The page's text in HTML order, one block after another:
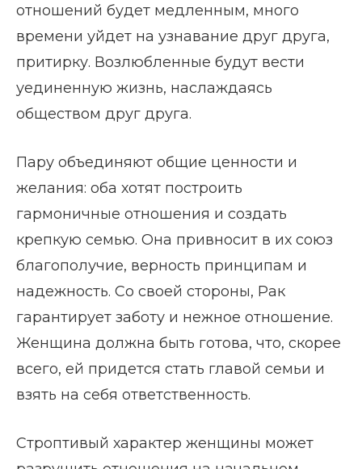
отношений будет медленным, много
времени уйдет на узнавание друг друга,
притирку. Возлюбленные будут вести
уединенную жизнь, наслаждаясь
обществом друг друга.
Пару объединяют общие ценности и
желания: оба хотят построить
гармоничные отношения и создать
крепкую семью. Она привносит в их союз
благополучие, верность принципам и
надежность. Со своей стороны, Рак
гарантирует заботу и нежное отношение.
Женщина должна быть готова, что, скорее
всего, ей придется стать главой семьи и
взять на себя ответственность.
Строптивый характер женщины может